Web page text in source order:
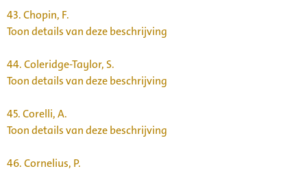
43.Chopin, F.
Toon details van deze beschrijving
44.Coleridge-Taylor, S.
Toon details van deze beschrijving
45.Corelli, A.
Toon details van deze beschrijving
46.Cornelius, P.